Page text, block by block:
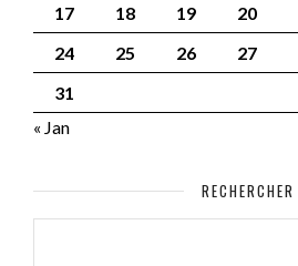
17
18 19 20
24
25 26 27
31
« Jan
RECHERCHER